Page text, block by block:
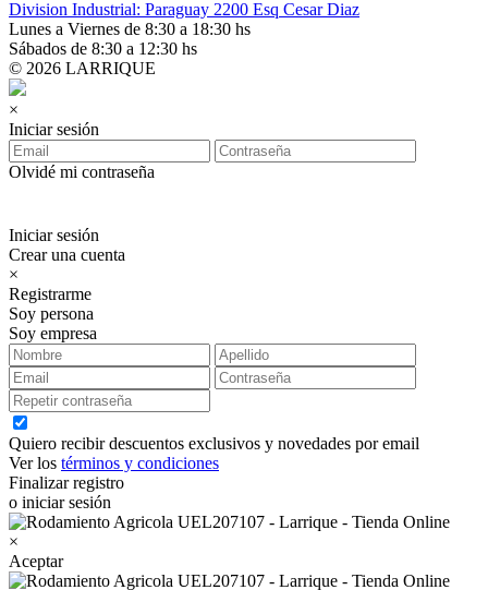
Division Industrial: Paraguay 2200 Esq Cesar Diaz
Lunes a Viernes de 8:30 a 18:30 hs
Sábados de 8:30 a 12:30 hs
© 2026 LARRIQUE
×
Iniciar sesión
Olvidé mi contraseña
Iniciar sesión
Crear una cuenta
×
Registrarme
Soy persona
Soy empresa
Quiero recibir descuentos exclusivos y novedades por email
Ver los términos y condiciones
Finalizar registro
o iniciar sesión
×
Aceptar